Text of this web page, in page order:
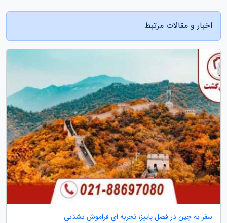
اخبار و مقالات مرتبط
سفر به چین در فصل پاییز؛ تجربه ای فراموش نشدنی